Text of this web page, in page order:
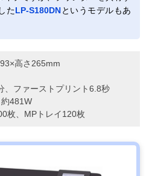
たLP-S180DNというモデルもあ
高さ265mm
、ファーストプリント6.8秒
約481W
枚、MPトレイ120枚